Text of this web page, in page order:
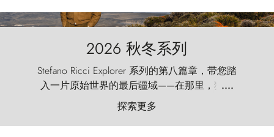
2026 秋冬系列
Stefano Ricci Explorer 系列的第八篇章，带您踏
入一片原始世界的最后疆域——在那里，狂风
以远古的怒号雕琢着自然，而百内塔（Torres
del Paine）则宛如石砌的哨兵，傲然向苍穹发
起挑战。
....
探索更多